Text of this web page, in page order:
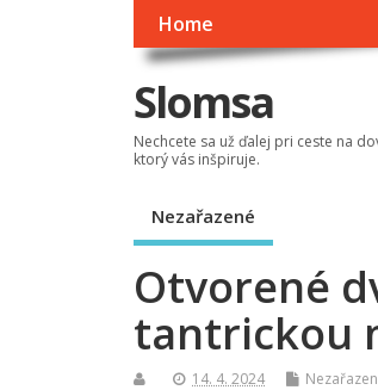
Home
Slomsa
Nechcete sa už ďalej pri ceste na
ktorý vás inšpiruje.
Nezařazené
Otvorené
tantrickou
14. 4. 2024